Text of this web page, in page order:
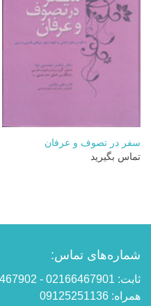
سفر در تصوف و عرفان
تماس بگیرید
شماره‌های تماس:
ثابت: 02166467901 - 02166467902
همراه: 09125251136